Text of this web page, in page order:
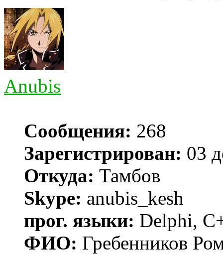
Anubis
Сообщения: 268
Зарегистрирован: 03
Откуда: Тамбов
Skype: anubis_kesh
прог. языки: Delphi,
ФИО: Гребенников